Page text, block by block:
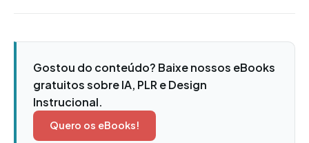
Gostou do conteúdo? Baixe nossos eBooks
gratuitos sobre IA, PLR e Design
Instrucional.
Quero os eBooks!